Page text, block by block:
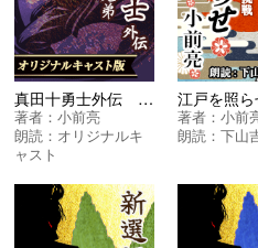
真田十勇士外伝 忍び里の兄弟
著者：小前亮
朗読： オリジナルキ
ャスト
著者： 小前
朗読： 下山